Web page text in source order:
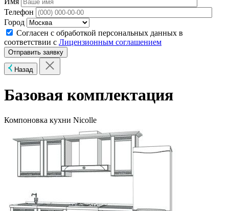
Телефон
Город
Согласен с обработкой персональных данных в
соответствии с Лицензионным соглашением
Назад
Базовая комплектация
Компоновка кухни Nicolle